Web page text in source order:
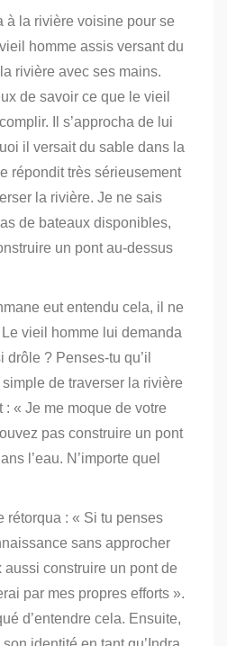
à la rivière voisine pour se
homme assis versant du
rivière avec ses mains.
de savoir ce que le vieil
Il s’approcha de lui
il versait du sable dans la
répondit très sérieusement
la rivière. Je ne sais
de bateaux disponibles,
un pont au-dessus
eut entendu cela, il ne
vieil homme lui demanda
drôle ? Penses-tu qu’il
de traverser la rivière
: « Je me moque de votre
pas construire un pont
l’eau. N’importe quel
rétorqua : « Si tu penses
sans approcher
aussi construire un pont de
par mes propres efforts ».
d’entendre cela. Ensuite,